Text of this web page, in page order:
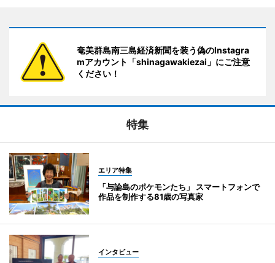
奄美群島南三島経済新聞を装う偽のInstagra
mアカウント「shinagawakiezai」にご注意
ください！
特集
エリア特集
「与論島のポケモンたち」 スマートフォンで
作品を制作する81歳の写真家
インタビュー